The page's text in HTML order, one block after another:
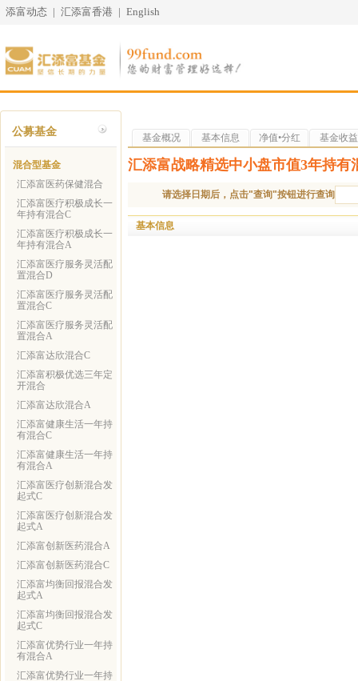
添富动态 | 汇添富香港 | English
公募基金
混合型基金
汇添富医药保健混合
汇添富医疗积极成长一
年持有混合C
汇添富医疗积极成长一
年持有混合A
汇添富医疗服务灵活配
置混合D
汇添富医疗服务灵活配
置混合C
汇添富医疗服务灵活配
置混合A
汇添富达欣混合C
汇添富积极优选三年定
开混合
汇添富达欣混合A
汇添富健康生活一年持
有混合C
汇添富健康生活一年持
有混合A
汇添富医疗创新混合发
起式C
汇添富医疗创新混合发
起式A
汇添富创新医药混合A
汇添富创新医药混合C
汇添富均衡回报混合发
起式A
汇添富均衡回报混合发
起式C
汇添富优势行业一年持
有混合A
汇添富优势行业一年持
基金概况 基本信息 净值•分红 基金收益
汇添富战略精选中小盘市值3年持
请选择日期后，点击"查询"按钮进行查询
基本信息